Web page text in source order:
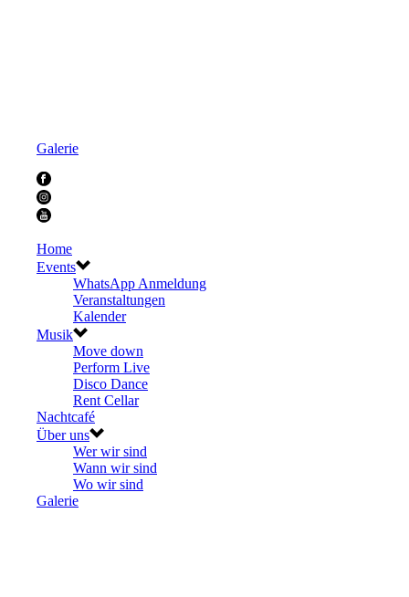
Galerie
Home
Events
WhatsApp Anmeldung
Veranstaltungen
Kalender
Musik
Move down
Perform Live
Disco Dance
Rent Cellar
Nachtcafé
Über uns
Wer wir sind
Wann wir sind
Wo wir sind
Galerie